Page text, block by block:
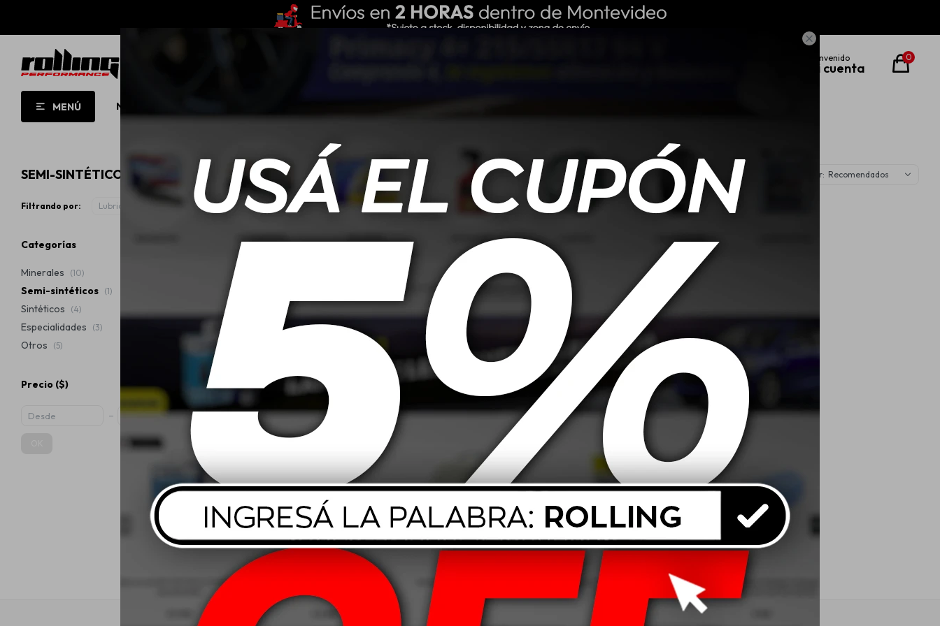

MENÚ NUEVO!
0
SEMI-SINTÉTICOS MOBIL Y MOTHERS Recomendados
Filtrando por: Lubricantes Semi-sintéticos Quitar filtros
10w40 Mobil Super - 1L
Categorías
Minerales (10)
Semi-sintéticos (1)
Sintéticos (4)
Especialidades (3)
Otros (5)
Precio ($)